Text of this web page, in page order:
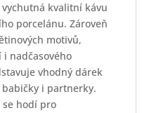
kvalitní kávu
porcelánu. Zároveň
motivů,
i nadčasového
vhodný dárek
i partnerky.
se hodí pro